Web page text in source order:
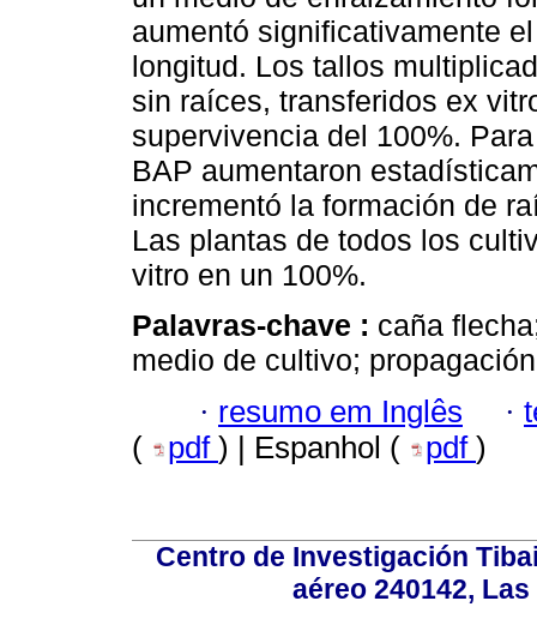
aumentó significativamente
longitud. Los tallos
sin raíces, transferidos ex
supervivencia del 100%.
BAP aumentaron
incrementó la formación de
Las plantas de todos los
vitro en un 100%.
Palavras-chave : caña
medio de cultivo;
· resumo em Inglês ·
(
pdf ) | Espanhol ( pdf )
Centro de Investigación
aéreo 240142,